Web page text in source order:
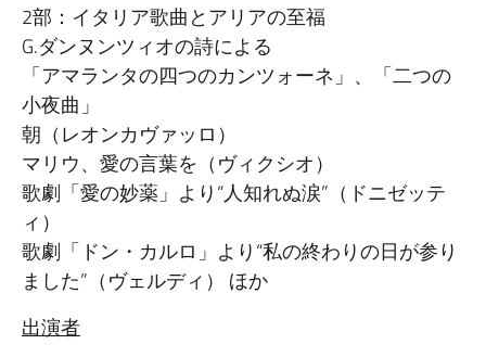
2部：イタリア歌曲とアリアの至福
G.ダンヌンツィオの詩による
「アマランタの四つのカンツォーネ」、「二つの
小夜曲」
朝（レオンカヴァッロ）
マリウ、愛の言葉を（ヴィクシオ）
歌劇「愛の妙薬」より“人知れぬ涙”（ドニゼッテ
ィ）
歌劇「ドン・カルロ」より“私の終わりの日が参り
ました”（ヴェルディ） ほか
出演者